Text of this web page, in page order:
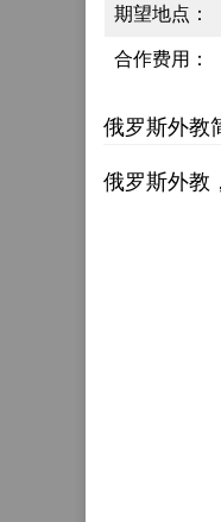
期望地点：
合作费用：
俄罗斯外教
俄罗斯外教